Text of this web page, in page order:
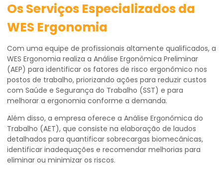
Os Serviços Especializados da
WES Ergonomia
Com uma equipe de profissionais altamente qualificados, a
WES Ergonomia realiza a Análise Ergonômica Preliminar
(AEP) para identificar os fatores de risco ergonômico nos
postos de trabalho, priorizando ações para reduzir custos
com Saúde e Segurança do Trabalho (SST) e para
melhorar a ergonomia conforme a demanda.
Além disso, a empresa oferece a Análise Ergonômica do
Trabalho (AET), que consiste na elaboração de laudos
detalhados para quantificar sobrecargas biomecânicas,
identificar inadequações e recomendar melhorias para
eliminar ou minimizar os riscos.